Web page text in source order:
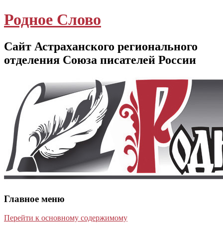
Родное Слово
Сайт Астраханского регионального
отделения Союза писателей России
Главное меню
Перейти к основному содержимому